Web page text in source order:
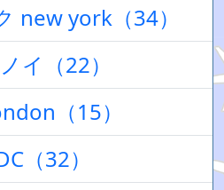
new york（34）
イ（22）
（15）
（32）